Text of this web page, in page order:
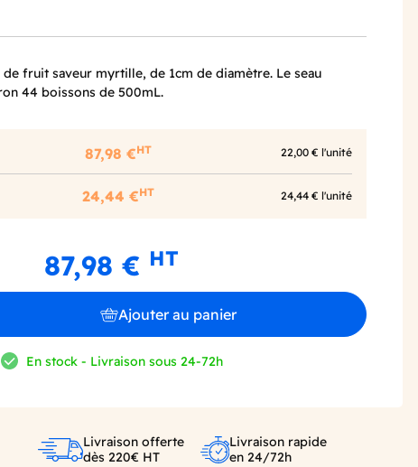
de fruit saveur myrtille, de 1cm de diamètre. Le seau
44 boissons de 500mL.
87,98 €HT 22,00 € l'unité
24,44 €HT 24,44 € l'unité
87,98 € HT
Ajouter au panier
En stock - Livraison sous 24-72h
Livraison offerte
dès 220€ HT
Livraison rapide
en 24/72h